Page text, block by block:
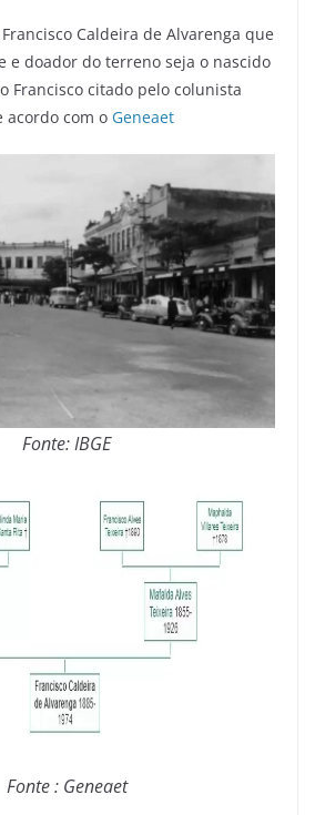
Caldeira de Alvarenga que
e doador do terreno seja o nascido
Francisco citado pelo colunista
acordo com o Geneaet
Fonte: IBGE
Fonte : Geneaet